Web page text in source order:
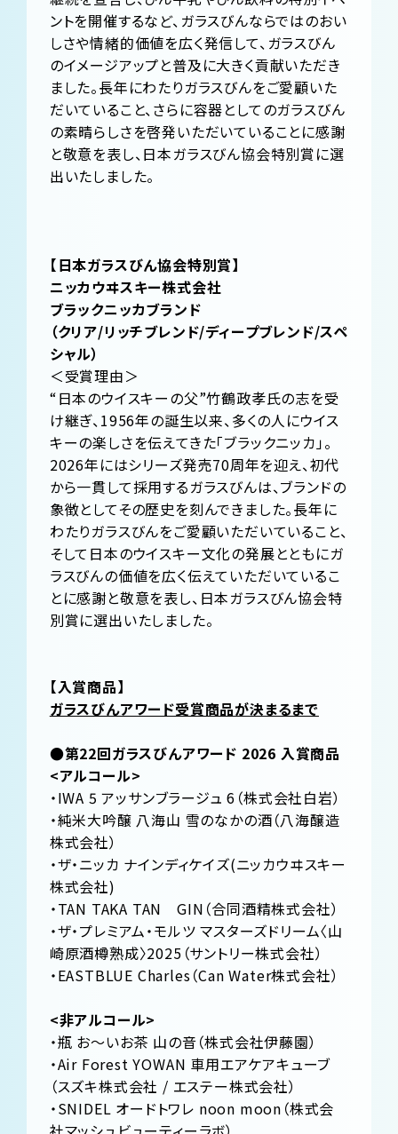
ントを開催するなど、ガラスびんならではのおい
しさや情緒的価値を広く発信して、ガラスびん
のイメージアップと普及に大きく貢献いただき
ました。長年にわたりガラスびんをご愛顧いた
だいていること、さらに容器としてのガラスびん
の素晴らしさを啓発いただいていることに感謝
と敬意を表し、日本ガラスびん協会特別賞に選
出いたしました。
【日本ガラスびん協会特別賞】
ニッカウヰスキー株式会社
ブラックニッカブランド
（クリア/リッチブレンド/ディープブレンド/スペ
シャル）
＜受賞理由＞
“日本のウイスキーの父”竹鶴政孝氏の志を受
け継ぎ、1956年の誕生以来、多くの人にウイス
キーの楽しさを伝えてきた「ブラックニッカ」。
2026年にはシリーズ発売70周年を迎え、初代
から一貫して採用するガラスびんは、ブランドの
象徴としてその歴史を刻んできました。長年に
わたりガラスびんをご愛顧いただいていること、
そして日本のウイスキー文化の発展とともにガ
ラスびんの価値を広く伝えていただいているこ
とに感謝と敬意を表し、日本ガラスびん協会特
別賞に選出いたしました。
【入賞商品】
ガラスびんアワード受賞商品が決まるまで
●第22回ガラスびんアワード 2026 入賞商品
<アルコール>
・IWA 5 アッサンブラージュ 6（株式会社白岩）
・純米大吟醸 八海山 雪のなかの酒（八海醸造
株式会社）
・ザ・ニッカ ナインディケイズ(ニッカウヰスキー
株式会社)
・TAN TAKA TAN GIN（合同酒精株式会社）
・ザ・プレミアム・モルツ マスターズドリーム〈山
崎原酒樽熟成〉2025（サントリー株式会社）
・EASTBLUE Charles（Can Water株式会社）
<非アルコール>
・瓶 お～いお茶 山の音（株式会社伊藤園）
・Air Forest YOWAN 車用エアケアキューブ
（スズキ株式会社 / エステー株式会社）
・SNIDEL オードトワレ noon moon（株式会